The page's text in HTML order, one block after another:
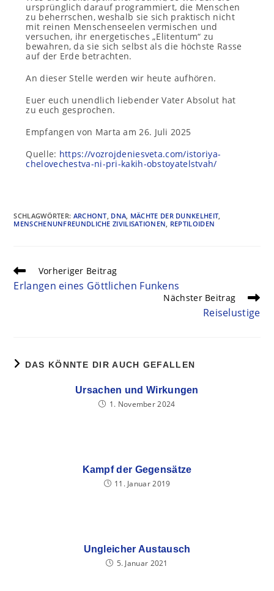
ursprünglich darauf programmiert, die Menschen
zu beherrschen, weshalb sie sich praktisch nicht
mit reinen Menschenseelen vermischen und
versuchen, ihr energetisches „Elitentum“ zu
bewahren, da sie sich selbst als die höchste Rasse
auf der Erde betrachten.
An dieser Stelle werden wir heute aufhören.
Euer euch unendlich liebender Vater Absolut hat
zu euch gesprochen.
Empfangen von Marta am 26. Juli 2025
Quelle: https://vozrojdeniesveta.com/istoriya-
chelovechestva-ni-pri-kakih-obstoyatelstvah/
SCHLAGWÖRTER: ARCHONT, DNA, MÄCHTE DER DUNKELHEIT,
MENSCHENUNFREUNDLICHE ZIVILISATIONEN, REPTILOIDEN
Vorheriger Beitrag
Erlangen eines Göttlichen Funkens
Nächster Beitrag
Reiselustige
DAS KÖNNTE DIR AUCH GEFALLEN
Ursachen und Wirkungen
1. November 2024
Kampf der Gegensätze
11. Januar 2019
Ungleicher Austausch
5. Januar 2021